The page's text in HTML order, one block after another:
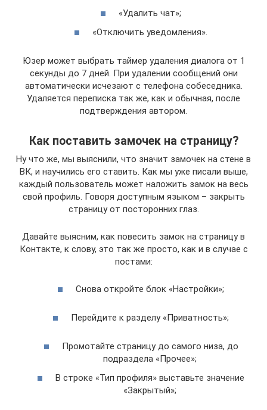
«Удалить чат»;
«Отключить уведомления».
Юзер может выбрать таймер удаления диалога от 1
секунды до 7 дней. При удалении сообщений они
автоматически исчезают с телефона собеседника.
Удаляется переписка так же, как и обычная, после
подтверждения автором.
Как поставить замочек на страницу?
Ну что же, мы выяснили, что значит замочек на стене в
ВК, и научились его ставить. Как мы уже писали выше,
каждый пользователь может наложить замок на весь
свой профиль. Говоря доступным языком – закрыть
страницу от посторонних глаз.
Давайте выясним, как повесить замок на страницу в
Контакте, к слову, это так же просто, как и в случае с
постами:
Снова откройте блок «Настройки»;
Перейдите к разделу «Приватность»;
Промотайте страницу до самого низа, до
подраздела «Прочее»;
В строке «Тип профиля» выставьте значение
«Закрытый»;